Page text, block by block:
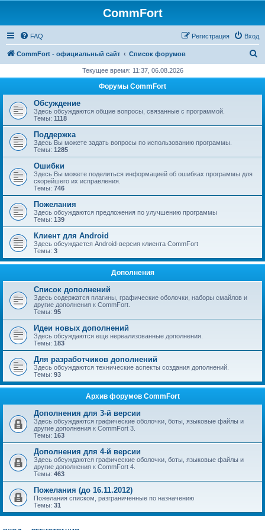
CommFort
FAQ Вход
Регистрация
CommFort - официальный сайт Список форумов
с
Текущее время: 11:37, 06.08.2026
Форумы CommFort
Обсуждение
Здесь обсуждаются общие вопросы, связанные с программой.
Темы: 1118
Поддержка
Здесь Вы можете задать вопросы по использованию программы.
Темы: 1285
Ошибки
Здесь Вы можете поделиться информацией об ошибках программы для
скорейшего их исправления.
Темы: 746
Пожелания
Здесь обсуждаются предложения по улучшению программы
Темы: 139
Клиент для Android
Здесь обсуждается Android-версия клиента CommFort
Темы: 3
Дополнения
Список дополнений
Здесь содержатся плагины, графические оболочки, наборы смайлов и
другие дополнения к CommFort.
Темы: 95
Идеи новых дополнений
Здесь обсуждаются еще нереализованные дополнения.
Темы: 183
Для разработчиков дополнений
Здесь обсуждаются технические аспекты создания дополнений.
Темы: 93
Архив форумов CommFort
Дополнения для 3-й версии
Здесь обсуждаются графические оболочки, боты, языковые файлы и
другие дополнения к CommFort 3.
Темы: 163
Дополнения для 4-й версии
Здесь обсуждаются графические оболочки, боты, языковые файлы и
другие дополнения к CommFort 4.
Темы: 463
Пожелания (до 16.11.2012)
Пожелания списком, разграниченные по назначению
Темы: 31